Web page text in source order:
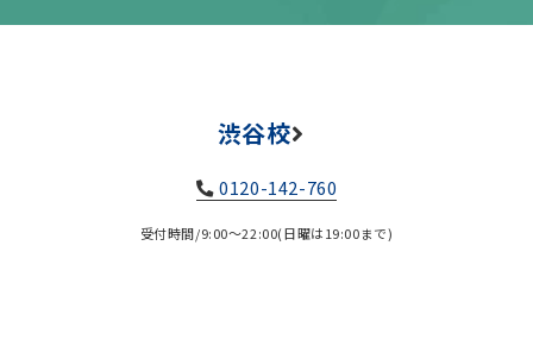
渋谷校
0120-142-760
受付時間/9:00～22:00(日曜は19:00まで)